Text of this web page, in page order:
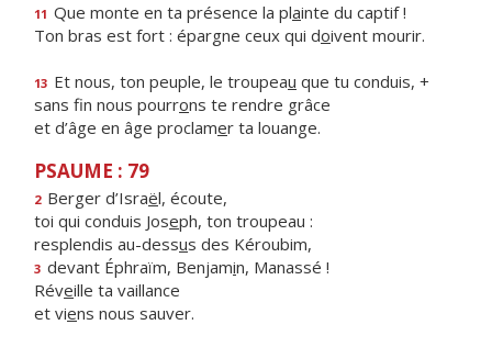
11 Que monte en ta présence la plainte du captif !
Ton bras est fort : épargne ceux qui doivent mourir.
13 Et nous, ton peuple, le troupeau que tu conduis, +
sans fin nous pourrons te rendre grâce
et d’âge en âge proclamer ta louange.
PSAUME : 79
2 Berger d’Israël, écoute,
toi qui conduis Joseph, ton troupeau :
resplendis au-dessus des Kéroubim,
3 devant Éphraïm, Benjamin, Manassé !
Réveille ta vaillance
et viens nous sauver.